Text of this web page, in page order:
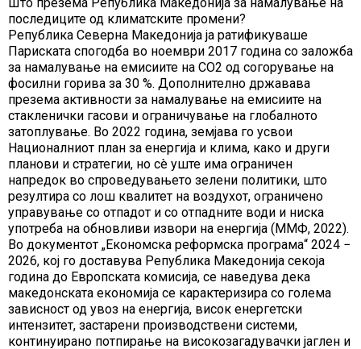
последиците од климатските промени?
Република Северна Македонија ја ратификуваше
Париската спогодба во ноември 2017 година со заложба
за намалување на емисиите на CO2 од согорување на
фосилни горива за 30 %. Дополнително државава
презема активности за намалување на емисиите на
стакленички гасови и ограничување на глобалното
затоплување. Во 2022 година, земјава го усвои
Националниот план за енергија и клима, како и други
планови и стратегии, но сè уште има ограничен
напредок во спроведувањето зелени политики, што
резултира со лош квалитет на воздухот, ограничено
управување со отпадот и со отпадните води и ниска
употреба на обновливи извори на енергија (ММФ, 2022).
Во документот „Економска реформска програма“ 2024 −
2026, кој го доставува Република Македонија секоја
година до Европската комисија, се наведува дека
македонската економија се карактеризира со голема
зависност од увоз на енергија, висок енергетски
интензитет, застарени производствени системи,
континуирано потпирање на високозагадувачки јаглен и